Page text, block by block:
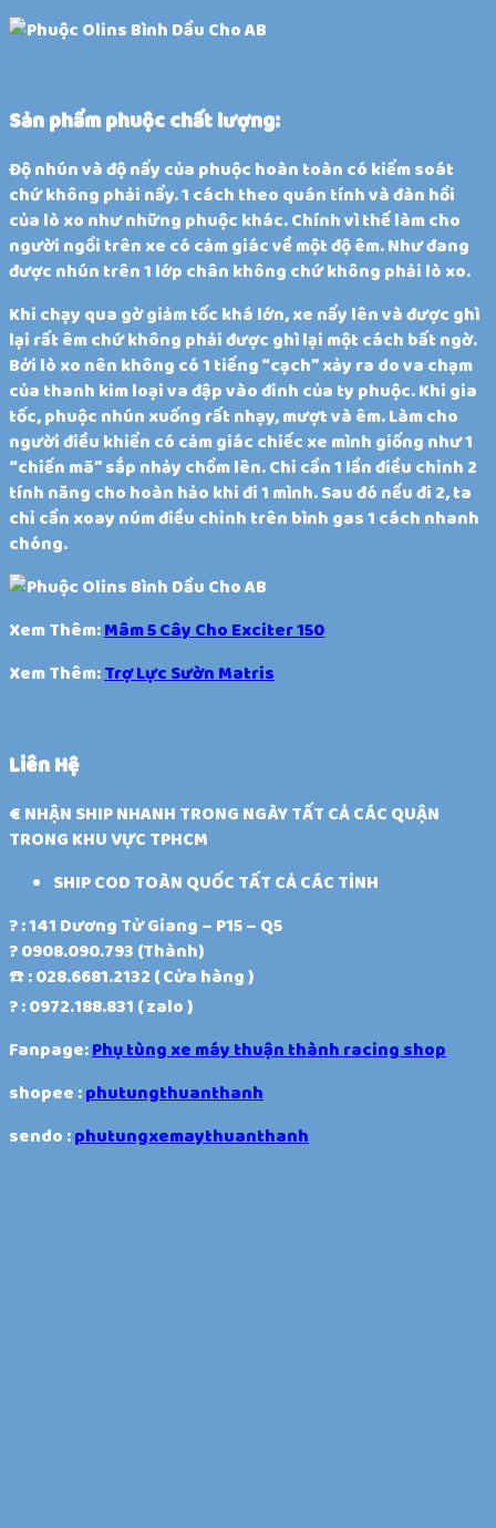
Sản phẩm phuộc chất lượng:
Độ nhún và độ nẩy của phuộc hoàn toàn có kiểm soát
chứ không phải nẩy. 1 cách theo quán tính và đàn hồi
của lò xo như những phuộc khác. Chính vì thế làm cho
người ngồi trên xe có cảm giác về một độ êm. Như đang
được nhún trên 1 lớp chân không chứ không phải lò xo.
Khi chạy qua gờ giảm tốc khá lớn, xe nẩy lên và được ghì
lại rất êm chứ không phải được ghì lại một cách bất ngờ.
Bởi lò xo nên không có 1 tiếng “cạch” xảy ra do va chạm
của thanh kim loại va đập vào đỉnh của ty phuộc. Khi gia
tốc, phuộc nhún xuống rất nhạy, mượt và êm. Làm cho
người điều khiển có cảm giác chiếc xe mình giống như 1
“chiến mã” sắp nhảy chồm lên. Chỉ cần 1 lần điều chỉnh 2
tính năng cho hoàn hảo khi đi 1 mình. Sau đó nếu đi 2, ta
chỉ cần xoay núm điều chỉnh trên bình gas 1 cách nhanh
chóng.​
Xem Thêm:Mâm 5 Cây Cho Exciter 150
Xem Thêm:Trợ Lực Sườn Matris
Liên Hệ
€ NHẬN SHIP NHANH TRONG NGÀY TẤT CẢ CÁC QUẬN
TRONG KHU VỰC TPHCM
SHIP COD TOÀN QUỐC TẤT CẢ CÁC TỈNH
? : 141 Dương Tử Giang – P15 – Q5
? 0908.090.793 (Thành)
☎️ : 028.6681.2132 ( Cửa hàng )
? : 0972.188.831 ( zalo )
Fanpage:Phụ tùng xe máy thuận thành racing shop
shopee :phutungthuanthanh
sendo :phutungxemaythuanthanh